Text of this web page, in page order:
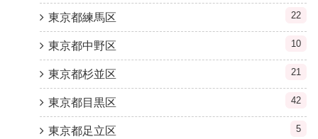
東京都練馬区 22
東京都中野区 10
東京都杉並区 21
東京都目黒区 42
東京都足立区 5